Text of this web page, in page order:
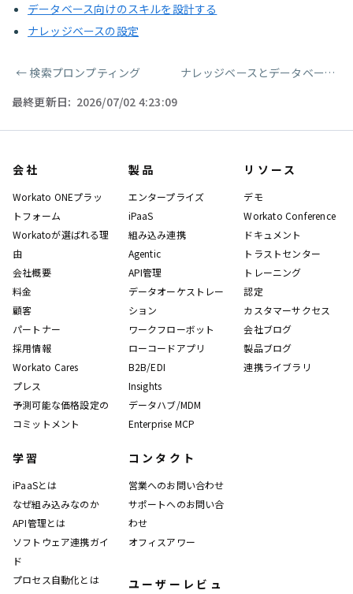
データベース向けのスキルを設計する
ナレッジベースの設定
ページャー
← 検索プロンプティング
ナレッジベースとデータベースのベストプラクティス
最終更新日: 2026/07/02 4:23:09
会社
Workato ONEプラッ
トフォーム
Workatoが選ばれる理
由
会社概要
料金
顧客
パートナー
採用情報
Workato Cares
プレス
予測可能な価格設定の
コミットメント
製品
エンタープライズ
iPaaS
組み込み連携
Agentic
API管理
データオーケストレー
ション
ワークフローボット
ローコードアプリ
B2B/EDI
Insights
データハブ/MDM
Enterprise MCP
リソース
デモ
Workato Conference
ドキュメント
トラストセンター
トレーニング
認定
カスタマーサクセス
会社ブログ
製品ブログ
連携ライブラリ
学習
iPaaSとは
なぜ組み込みなのか
API管理とは
ソフトウェア連携ガイ
ド
プロセス自動化とは
コンタクト
営業へのお問い合わせ
サポートへのお問い合
わせ
オフィスアワー
ユーザーレビュ